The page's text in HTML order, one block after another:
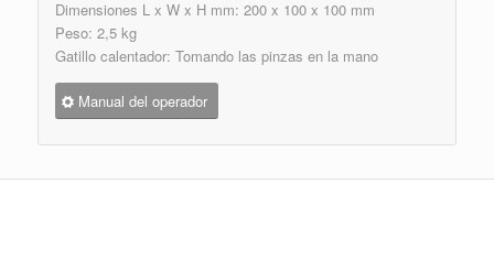
Dimensiones L x W x H mm: 200 x 100 x 100 mm
Peso: 2,5 kg
Gatillo calentador: Tomando las pinzas en la mano
Manual del operador